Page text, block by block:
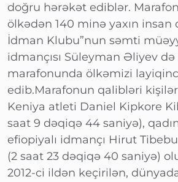
doğru hərəkət ediblər.
ölkədən 140 minə yaxın insan
İdman Klubu”nun səmti
idmançısı Süleyman Əliyev
marafonunda ölkəmizi
edib.Marafonun qalibləri kişilər
Keniya atleti Daniel Kipkore
saat 9 dəqiqə 44 saniyə),
efiopiyalı idmançı Hirut Tibebu
(2 saat 23 dəqiqə 40 saniyə)
2012-ci ildən keçirilən,